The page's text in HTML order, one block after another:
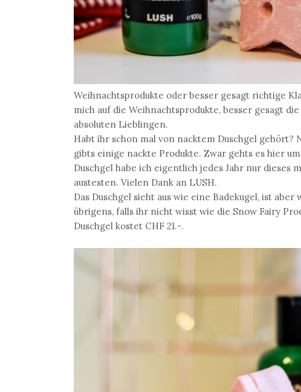
Weihnachtsprodukte oder besser gesagt richtige
mich auf die Weihnachtsprodukte, besser gesagt
absoluten Lieblingen.
Habt ihr schon mal von nacktem Duschgel gehört?
gibts einige nackte Produkte. Zwar gehts es hier
Duschgel habe ich eigentlich jedes Jahr nur dieses
austesten. Vielen Dank an LUSH.
Das Duschgel sieht aus wie eine Badekugel, ist
übrigens, falls ihr nicht wisst wie die Snow Fairy
Duschgel kostet CHF 21.-.